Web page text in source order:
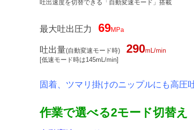
吐出速度を切替できる「自動変速モード」搭載
最大吐出圧力 69MPa
吐出量(自動変速モード時) 290mL/min
[低速モード時は145mL/min]
固着、ツマリ掛けのニップルにも高圧
作業で選べる2モード切替え